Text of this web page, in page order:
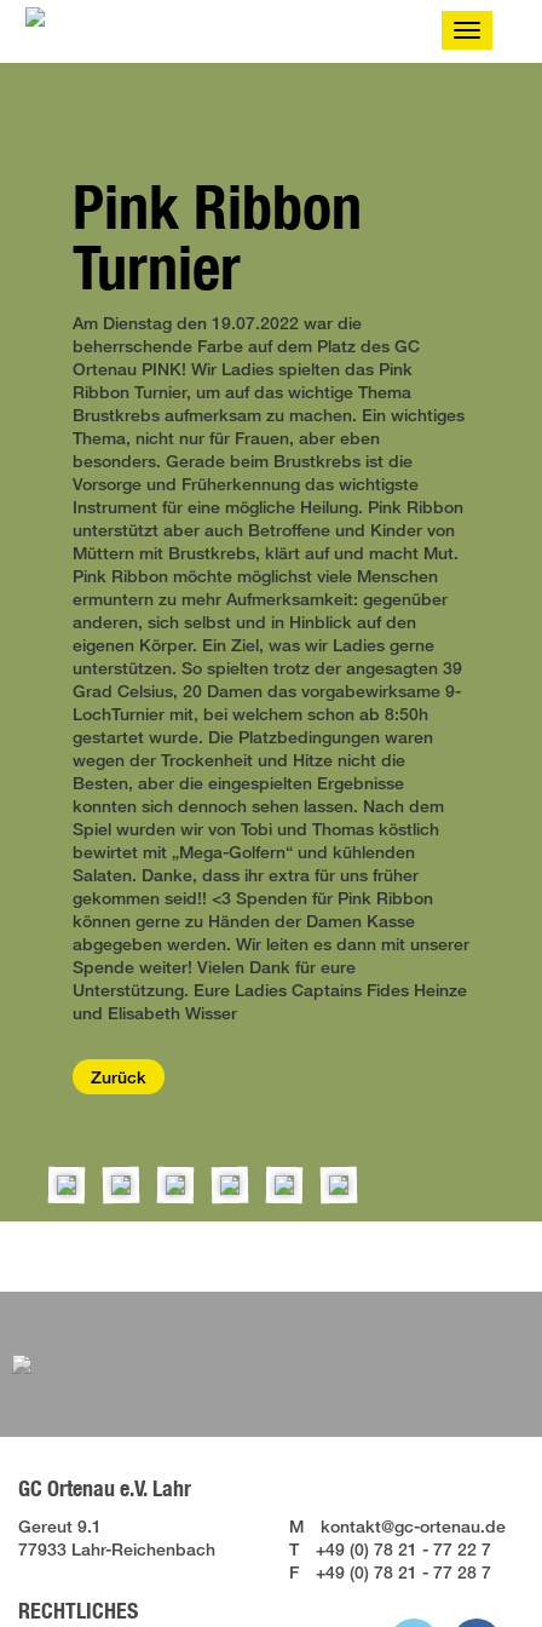
Toggle
navigation
Pink Ribbon
Turnier
Am Dienstag den 19.07.2022 war die
beherrschende Farbe auf dem Platz des GC
Ortenau PINK! Wir Ladies spielten das Pink
Ribbon Turnier, um auf das wichtige Thema
Brustkrebs aufmerksam zu machen. Ein wichtiges
Thema, nicht nur für Frauen, aber eben
besonders. Gerade beim Brustkrebs ist die
Vorsorge und Früherkennung das wichtigste
Instrument für eine mögliche Heilung. Pink Ribbon
unterstützt aber auch Betroffene und Kinder von
Müttern mit Brustkrebs, klärt auf und macht Mut.
Pink Ribbon möchte möglichst viele Menschen
ermuntern zu mehr Aufmerksamkeit: gegenüber
anderen, sich selbst und in Hinblick auf den
eigenen Körper. Ein Ziel, was wir Ladies gerne
unterstützen. So spielten trotz der angesagten 39
Grad Celsius, 20 Damen das vorgabewirksame 9-
LochTurnier mit, bei welchem schon ab 8:50h
gestartet wurde. Die Platzbedingungen waren
wegen der Trockenheit und Hitze nicht die
Besten, aber die eingespielten Ergebnisse
konnten sich dennoch sehen lassen. Nach dem
Spiel wurden wir von Tobi und Thomas köstlich
bewirtet mit „Mega-Golfern“ und kühlenden
Salaten. Danke, dass ihr extra für uns früher
gekommen seid!! <3 Spenden für Pink Ribbon
können gerne zu Händen der Damen Kasse
abgegeben werden. Wir leiten es dann mit unserer
Spende weiter! Vielen Dank für eure
Unterstützung. Eure Ladies Captains Fides Heinze
und Elisabeth Wisser
Zurück
GC Ortenau e.V. Lahr
Gereut 9.1
77933 Lahr-Reichenbach
M
kontakt@gc-ortenau.de
T
+49 (0) 78 21 - 77 22 7
F
+49 (0) 78 21 - 77 28 7
RECHTLICHES